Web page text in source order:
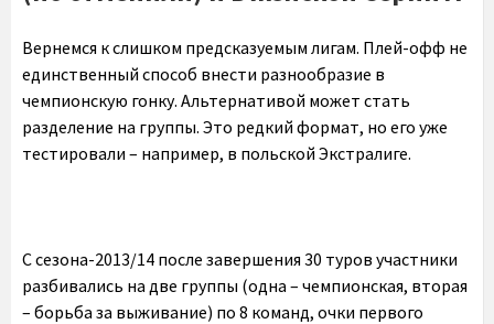
Вернемся к слишком предсказуемым лигам. Плей-офф не
единственный способ внести разнообразие в
чемпионскую гонку. Альтернативой может стать
разделение на группы. Это редкий формат, но его уже
тестировали – например, в польской Экстралиге.
С сезона-2013/14 после завершения 30 туров участники
разбивались на две группы (одна – чемпионская, вторая
– борьба за выживание) по 8 команд, очки первого